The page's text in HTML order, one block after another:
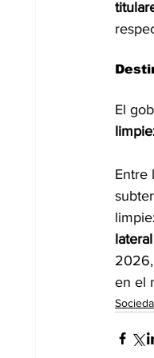
El
Entre
lateral
en el